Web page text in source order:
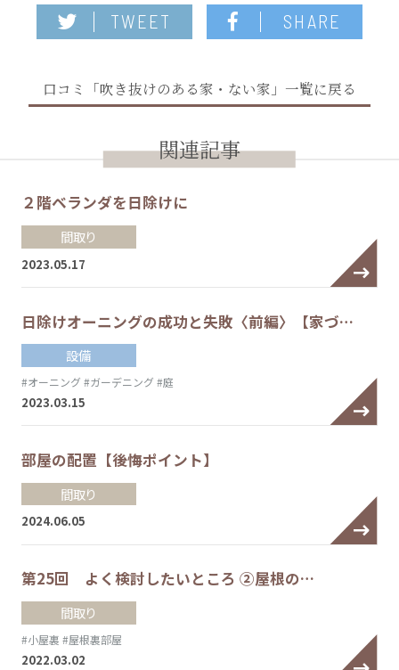
TWEET SHARE
口コミ「吹き抜けのある家・ない家」一覧に戻る
関連記事
２階ベランダを日除けに
間取り
2023.05.17
日除けオーニングの成功と失敗〈前編〉【家づ…
設備
#オーニング #ガーデニング #庭
2023.03.15
部屋の配置【後悔ポイント】
間取り
2024.06.05
第25回 よく検討したいところ ②屋根の…
間取り
#小屋裏 #屋根裏部屋
2022.03.02